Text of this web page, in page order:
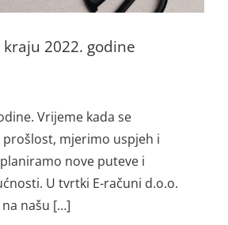
2022. godine
Vrijeme kada se
mjerimo uspjeh i
nove puteve i
U tvrtki E-računi d.o.o.
našu […]